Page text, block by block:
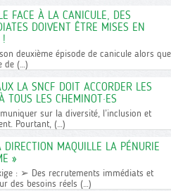
FACE À LA CANICULE, DES
DOIVENT ÊTRE MISES EN
!
deuxième épisode de canicule alors que
de (…)
LA SNCF DOIT ACCORDER LES
TOUS LES CHEMINOT·ES
sur la diversité, l’inclusion et
Pourtant, (…)
MAQUILLE LA PÉNURIE
»
: ➢ Des recrutements immédiats et
des besoins réels (…)